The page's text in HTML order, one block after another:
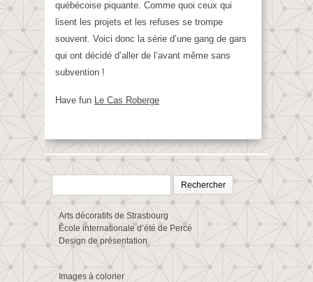
québécoise piquante. Comme quoi ceux qui
lisent les projets et les refuses se trompe
souvent. Voici donc la série d’une gang de gars
qui ont décidé d’aller de l’avant même sans
subvention !
Have fun Le Cas Roberge
Rechercher :
Arts décoratifs de Strasbourg
École internationale d’été de Percé
Design de présentation
Images à colorier